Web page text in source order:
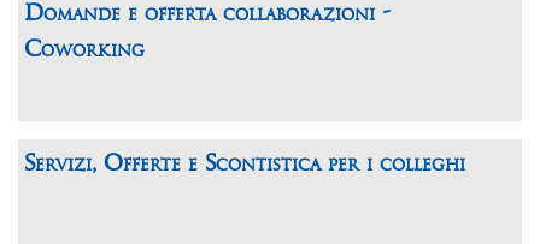
Domande e offerta collaborazioni -
Coworking
Servizi, Offerte e Scontistica per i colleghi